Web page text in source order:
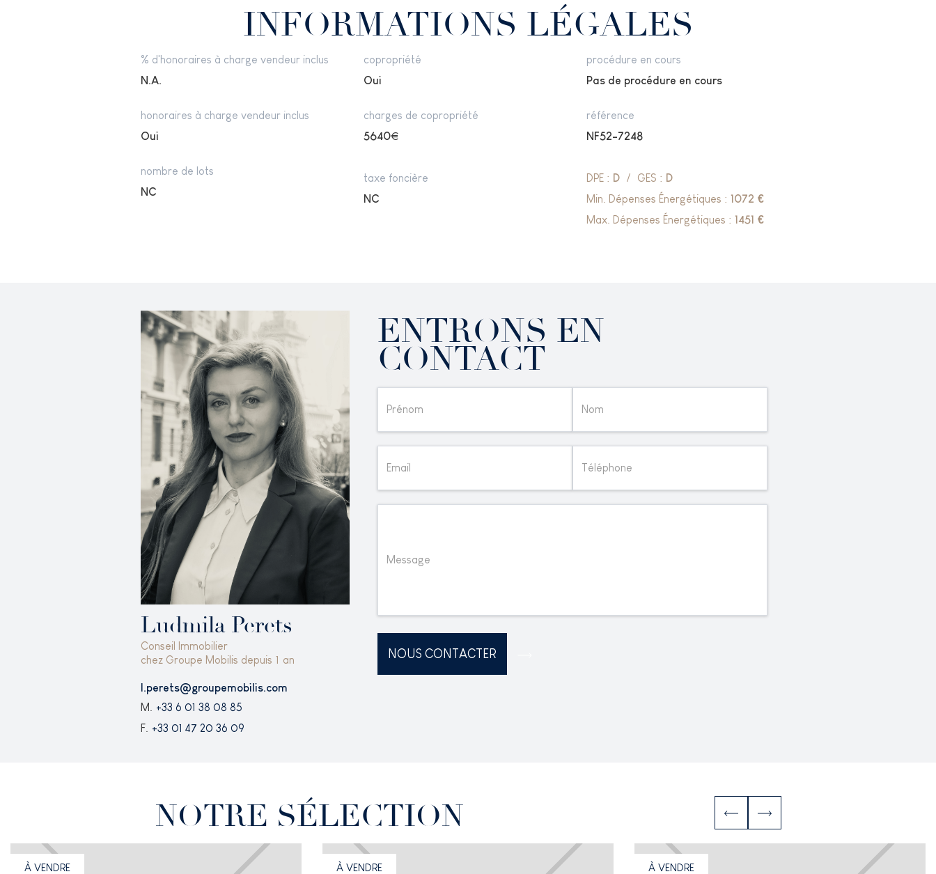
INFORMATIONS LÉGALES
% d'honoraires à charge vendeur inclus
N.A.
honoraires à charge vendeur inclus
Oui
nombre de lots
NC
copropriété
Oui
charges de copropriété
5640€
taxe foncière
NC
procédure en cours
Pas de procédure en cours
référence
NF52-7248
DPE : D / GES : D
Min. Dépenses Énergétiques : 1072 €
Max. Dépenses Énergétiques : 1451 €
Ludmila Perets
Conseil Immobilier
chez Groupe Mobilis depuis 1 an
l.perets@groupemobilis.com
M.
+33 6 01 38 08 85
F. +33 01 47 20 36 09
ENTRONS EN
CONTACT
NOTRE SÉLECTION
À VENDRE À VENDRE À VENDRE